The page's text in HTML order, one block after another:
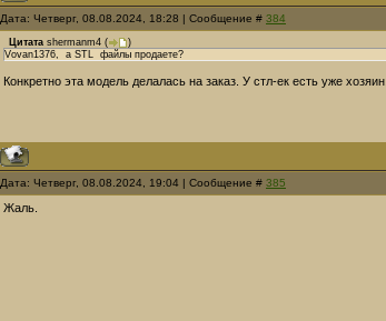
Дата: Четверг, 08.08.2024, 18:28 | Сообщение # 384
Цитата shermanm4 (
)
Vovan1376, а STL файлы продаете?
Конкретно эта модель делалась на заказ. У стл-ек есть уже хозяин.
Дата: Четверг, 08.08.2024, 19:04 | Сообщение # 385
Жаль.